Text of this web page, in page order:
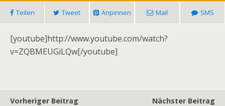
Teilen Tweet Anpinnen Mail SMS
[youtube]http://www.youtube.com/watch?
v=ZQBMEUGiLQw[/youtube]
Vorheriger Beitrag
Nächster Beitrag